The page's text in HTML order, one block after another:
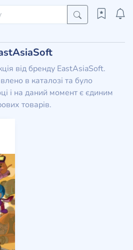
від бренду EastAsiaSoft.
в каталозі та було
і на даний момент є єдиним
товарів.